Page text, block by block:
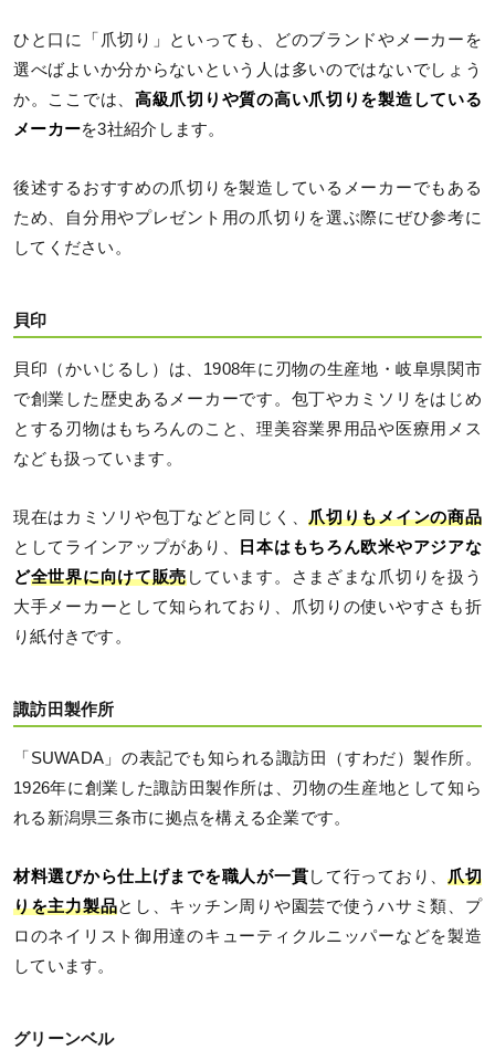
ひと口に「爪切り」といっても、どのブランドやメーカーを
選べばよいか分からないという人は多いのではないでしょう
か。ここでは、高級爪切りや質の高い爪切りを製造している
メーカーを3社紹介します。
後述するおすすめの爪切りを製造しているメーカーでもある
ため、自分用やプレゼント用の爪切りを選ぶ際にぜひ参考に
してください。
貝印
貝印（かいじるし）は、1908年に刃物の生産地・岐阜県関市
で創業した歴史あるメーカーです。包丁やカミソリをはじめ
とする刃物はもちろんのこと、理美容業界用品や医療用メス
なども扱っています。
現在はカミソリや包丁などと同じく、爪切りもメインの商品
としてラインアップがあり、
日本はもちろん欧米やアジアな
ど全世界に向けて販売しています。さまざまな爪切りを扱う
大手メーカーとして知られており、爪切りの使いやすさも折
り紙付きです。
諏訪田製作所
「SUWADA」の表記でも知られる諏訪田（すわだ）製作所。
1926年に創業した諏訪田製作所は、刃物の生産地として知ら
れる新潟県三条市に拠点を構える企業です。
材料選びから仕上げまでを職人が一貫して行っており、 爪切
りを主力製品とし、キッチン周りや園芸で使うハサミ類、プ
ロのネイリスト御用達のキューティクルニッパーなどを製造
しています。
グリーンベル